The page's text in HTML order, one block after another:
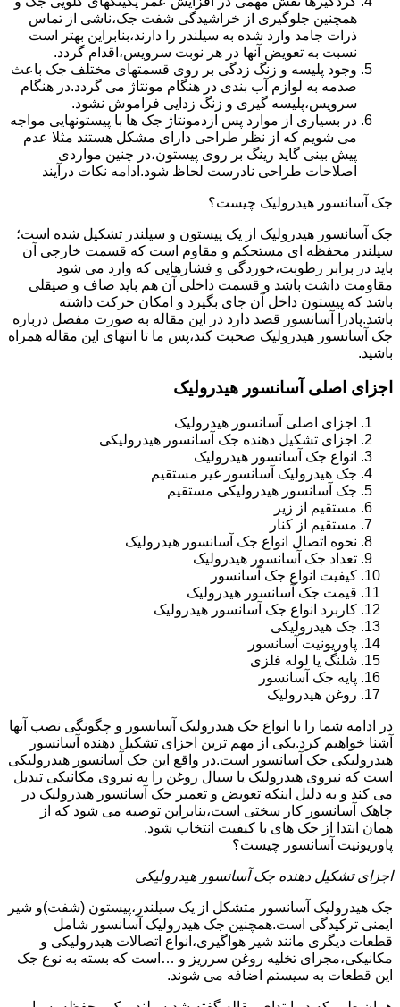
همچنین جلوگیری از خراشیدگی شفت جک،ناشی از تماس
ذرات جامد وارد شده به سیلندر را دارند،بنابراین بهتر است
نسبت به تعویض آنها در هر نوبت سرویس،اقدام گردد.
وجود پلیسه و زنگ زدگی بر روی قسمتهای مختلف جک باعث
صدمه به لوازم آب بندی در هنگام مونتاژ می گردد.در هنگام
سرویس،پلیسه گیری و زنگ زدایی فراموش نشود.
در بسیاری از موارد پس ازدمونتاژ جک ها با پیستونهایی مواجه
می شویم که از نظر طراحی دارای مشکل هستند مثلا عدم
پیش بینی گاید رینگ بر روی پیستون،در چنین مواردی
اصلاحات طراحی نادرست لحاظ شود.ادامه نکات درآیند
جک آسانسور هیدرولیک چیست؟
جک آسانسور هیدرولیک از یک پیستون و سیلندر تشکیل شده است؛
سیلندر محفظه ای مستحکم و مقاوم است که قسمت خارجی آن
باید در برابر رطوبت،خوردگی و فشارهایی که وارد می شود
مقاومت داشت باشد و قسمت داخلی آن هم باید صاف و صیقلی
باشد که پیستون داخل آن جای بگیرد و امکان حرکت داشته
باشد.پادرا آسانسور قصد دارد در این مقاله به صورت مفصل درباره
جک آسانسور هیدرولیک صحبت کند،پس ما تا انتهای این مقاله همراه
باشید.
اجزای اصلی آسانسور هیدرولیک
اجزای اصلی آسانسور هیدرولیک
اجزای تشکیل دهنده جک آسانسور هیدرولیکی
انواع جک آسانسور هیدرولیک
جک هیدرولیک آسانسور غیر مستقیم
جک آسانسور هیدرولیکی مستقیم
مستقیم از زیر
مستقیم از کنار
نحوه اتصال انواع جک آسانسور هیدرولیک
تعداد جک آسانسور هیدرولیک
کیفیت انواع جک آسانسور
قیمت جک آسانسور هیدرولیک
کاربرد انواع جک آسانسور هیدرولیک
جک هیدرولیکی
پاوریونیت آسانسور
شلنگ یا لوله فلزی
پایه جک آسانسور
روغن هیدرولیک
در ادامه شما را با انواع جک هیدرولیک آسانسور و چگونگی نصب آنها
آشنا خواهیم کرد.یکی از مهم ترین اجزای تشکیل دهنده آسانسور
هیدرولیکی جک آسانسور است.در واقع این جک آسانسور هیدرولیکی
است که نیروی هیدرولیک یا سیال روغن را به نیروی مکانیکی تبدیل
می کند و به دلیل اینکه تعویض و تعمیر جک آسانسور هیدرولیک در
چاهک آسانسور کار سختی است،بنابراین توصیه می شود که از
همان ابتدا از جک های با کیفیت انتخاب شود.
پاوریونیت آسانسور چیست؟
اجزای تشکیل دهنده جک آسانسور هیدرولیکی
جک هیدرولیک آسانسور متشکل از یک سیلندر،پیستون (شفت)و شیر
ایمنی ترکیدگی است.همچنین جک هیدرولیک آسانسور شامل
قطعات دیگری مانند شیر هواگیری،انواع اتصالات هیدرولیکی و
مکانیکی،مجرای تخلیه روغن سرریز و …است که بسته به نوع جک
این قطعات به سیستم اضافه می شوند.